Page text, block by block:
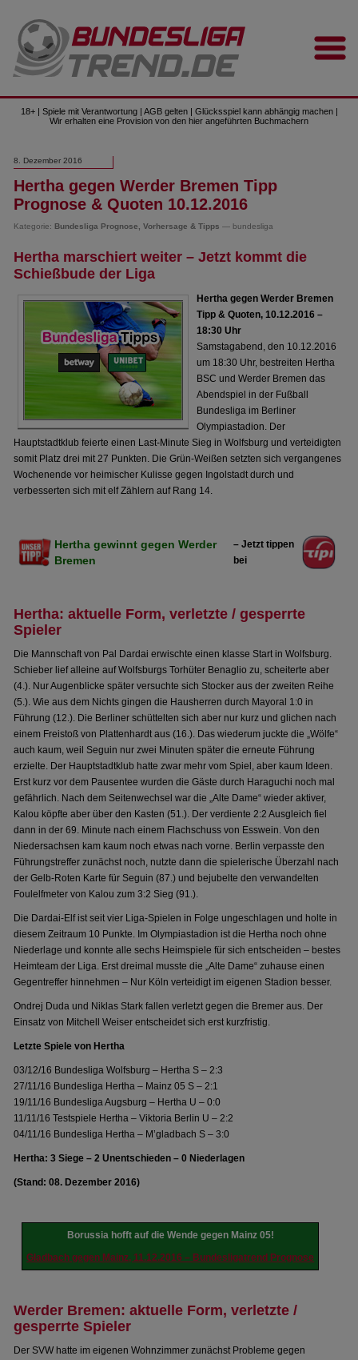
18+ | Spiele mit Verantwortung | AGB gelten | Glücksspiel kann abhängig machen |
Wir erhalten eine Provision von den hier angeführten Buchmachern
8. Dezember 2016
Hertha gegen Werder Bremen Tipp
Prognose & Quoten 10.12.2016
Kategorie: Bundesliga Prognose, Vorhersage & Tipps — bundesliga
Hertha marschiert weiter – Jetzt kommt die
Schießbude der Liga
Hertha gegen Werder Bremen
Tipp & Quoten, 10.12.2016 –
18:30 Uhr
Samstagabend, den 10.12.2016
um 18:30 Uhr, bestreiten Hertha
BSC und Werder Bremen das
Abendspiel in der Fußball
Bundesliga im Berliner
Olympiastadion. Der
Hauptstadtklub feierte einen Last-Minute Sieg in Wolfsburg und verteidigten
somit Platz drei mit 27 Punkten. Die Grün-Weißen setzten sich vergangenes
Wochenende vor heimischer Kulisse gegen Ingolstadt durch und
verbesserten sich mit elf Zählern auf Rang 14.
Hertha gewinnt gegen Werder
Bremen
– Jetzt tippen
bei
Hertha: aktuelle Form, verletzte / gesperrte
Spieler
Die Mannschaft von Pal Dardai erwischte einen klasse Start in Wolfsburg.
Schieber lief alleine auf Wolfsburgs Torhüter Benaglio zu, scheiterte aber
(4.). Nur Augenblicke später versuchte sich Stocker aus der zweiten Reihe
(5.). Wie aus dem Nichts gingen die Hausherren durch Mayoral 1:0 in
Führung (12.). Die Berliner schüttelten sich aber nur kurz und glichen nach
einem Freistoß von Plattenhardt aus (16.). Das wiederum juckte die „Wölfe“
auch kaum, weil Seguin nur zwei Minuten später die erneute Führung
erzielte. Der Hauptstadtklub hatte zwar mehr vom Spiel, aber kaum Ideen.
Erst kurz vor dem Pausentee wurden die Gäste durch Haraguchi noch mal
gefährlich. Nach dem Seitenwechsel war die „Alte Dame“ wieder aktiver,
Kalou köpfte aber über den Kasten (51.). Der verdiente 2:2 Ausgleich fiel
dann in der 69. Minute nach einem Flachschuss von Esswein. Von den
Niedersachsen kam kaum noch etwas nach vorne. Berlin verpasste den
Führungstreffer zunächst noch, nutzte dann die spielerische Überzahl nach
der Gelb-Roten Karte für Seguin (87.) und bejubelte den verwandelten
Foulelfmeter von Kalou zum 3:2 Sieg (91.).
Die Dardai-Elf ist seit vier Liga-Spielen in Folge ungeschlagen und holte in
diesem Zeitraum 10 Punkte. Im Olympiastadion ist die Hertha noch ohne
Niederlage und konnte alle sechs Heimspiele für sich entscheiden – bestes
Heimteam der Liga. Erst dreimal musste die „Alte Dame“ zuhause einen
Gegentreffer hinnehmen – Nur Köln verteidigt im eigenen Stadion besser.
Ondrej Duda und Niklas Stark fallen verletzt gegen die Bremer aus. Der
Einsatz von Mitchell Weiser entscheidet sich erst kurzfristig.
Letzte Spiele von Hertha
03/12/16 Bundesliga Wolfsburg – Hertha S – 2:3
27/11/16 Bundesliga Hertha – Mainz 05 S – 2:1
19/11/16 Bundesliga Augsburg – Hertha U – 0:0
11/11/16 Testspiele Hertha – Viktoria Berlin U – 2:2
04/11/16 Bundesliga Hertha – M’gladbach S – 3:0
Hertha: 3 Siege – 2 Unentschieden – 0 Niederlagen
(Stand: 08. Dezember 2016)
Borussia hofft auf die Wende gegen Mainz 05!
Gladbach gegen Mainz, 11.12.2016 – Bundesligatrend Prognose
Werder Bremen: aktuelle Form, verletzte /
gesperrte Spieler
Der SVW hatte im eigenen Wohnzimmer zunächst Probleme gegen